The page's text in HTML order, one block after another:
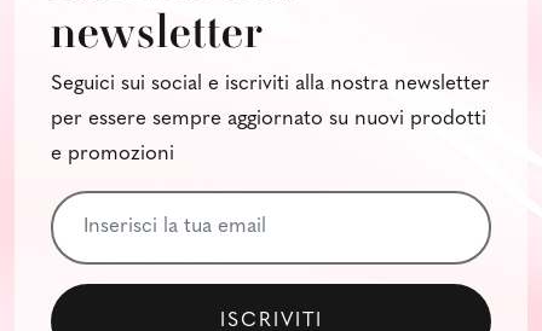
newsletter
Seguici sui social e iscriviti alla nostra newsletter
per essere sempre aggiornato su nuovi prodotti
e promozioni